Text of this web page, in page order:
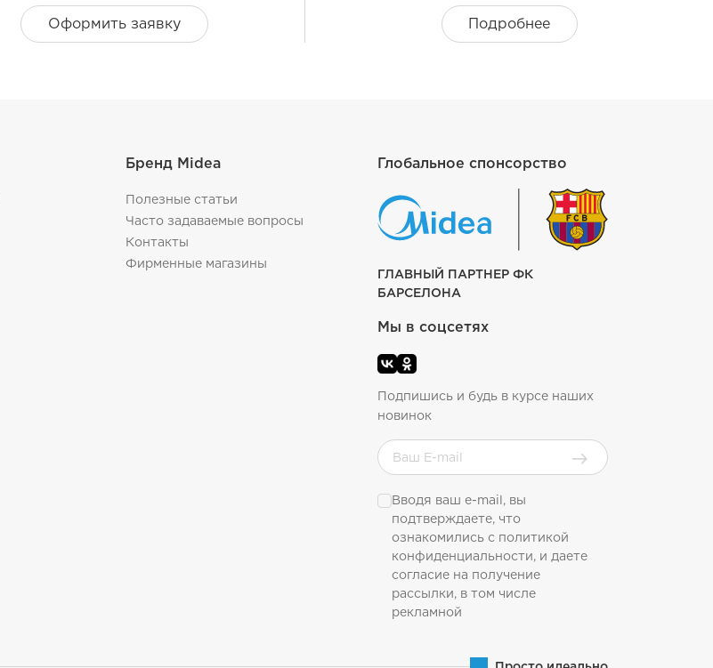
Оформить заявку Подробнее
Бренд Midea
Полезные статьи
Часто задаваемые вопросы
Контакты
Фирменные магазины
Глобальное спонсорство
ГЛАВНЫЙ ПАРТНЕР ФК
БАРСЕЛОНА
Мы в соцсетях
Подпишись и будь в курсе наших
новинок
Вводя ваш e-mail, вы
подтверждаете, что
ознакомились с политикой
конфиденциальности, и даете
согласие на получение
рассылки, в том числе
рекламной